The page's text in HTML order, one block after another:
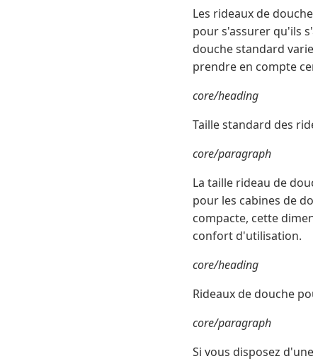
Les rideaux de
pour s'assurer qu'ils
douche standard
prendre en compte
core/heading
Taille standard des
core/paragraph
La taille rideau de
pour les cabines de
compacte, cette
confort d'utilisation.
core/heading
Rideaux de douche
core/paragraph
Si vous disposez